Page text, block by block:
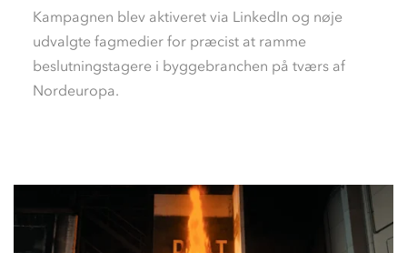
Kampagnen blev aktiveret via LinkedIn og nøje
udvalgte fagmedier for præcist at ramme
beslutningstagere i byggebranchen på tværs af
Nordeuropa.